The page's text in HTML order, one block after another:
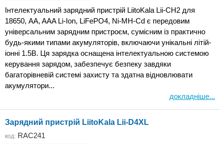
Інтелектуальний зарядний пристрій LiitoKala Lii-CH2 для
18650, AA, AAA Li-Ion, LiFePO4, Ni-MH-Cd є передовим
універсальним зарядним пристроєм, сумісним із практично
будь-якими типами акумуляторів, включаючи унікальні літій-
іонні 1.5В. Ця зарядка оснащена інтелектуальною системою
керування зарядом, забезпечує безпеку завдяки
багаторівневій системі захисту та здатна відновлювати
акумулятори...
докладніше...
Зарядний пристрій LiitoKala Lii-D4XL
код: RAC241